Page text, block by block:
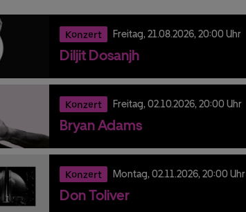
Konzert Freitag,21.08.2026,20:00 Uhr
Diljit Dosanjh
Konzert Freitag,02.10.2026,20:00 Uhr
Bryan Adams
Konzert Montag,02.11.2026,20:00 Uhr
Don Toliver